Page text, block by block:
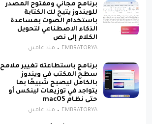
برنامج مجاني ومفتوح المصدر
للويندوز يتيح لك الكتابة
باستخدام الصوت بمساعدة
الذكاء الاصطناعي لتحويل
الكلام إلى نص
EMBRATORYA منذ عامين
برنامج باستطاعته تغيير ملامح
سطح المكتب في ويندوز
بالكامل ليصبح شبيهًا بما
يتواجد في توزيعات لينكس أو
حتى نظام macOS
EMBRATORYA منذ عامين